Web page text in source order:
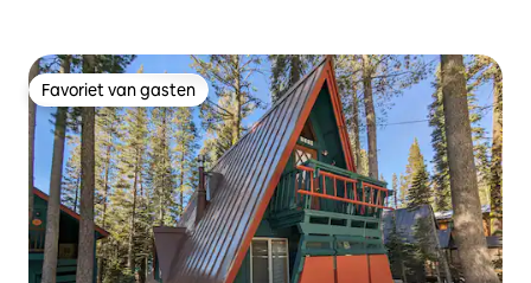
Favoriet van gasten
Favoriet van gasten